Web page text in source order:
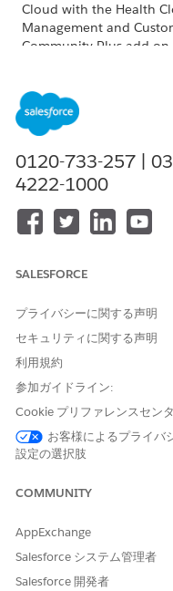
Cloud with the Health
Management and
Community Plus add-on
To upload roster files:
Log in to your
Enter a subject for
If necessary, add a
To read the roster file
Use the template to
Upload your file, and
Accepted file types:
Max file size: 300 MB
Review your
0120-733-257 |
4222-1000
SALESFORCE
プライバシーに関する声明
セキュリティに関する声明
利用規約
参加ガイドライン:
Cookie プリファレンスセン
お客様によるプライバ
設定の選択肢
COMMUNITY
AppExchange
Salesforce システム管理者
Salesforce 開発者